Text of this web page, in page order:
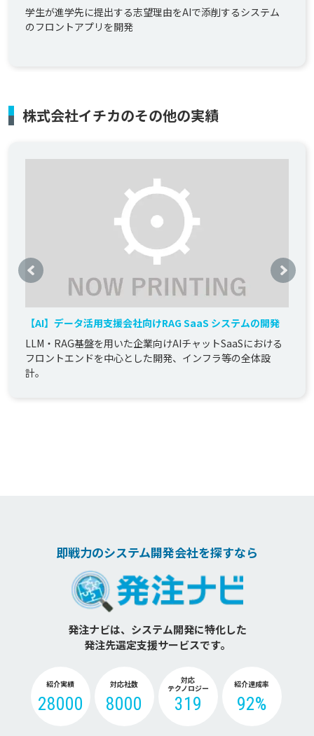
学生が進学先に提出する志望理由をAIで添削するシステム
のフロントアプリを開発
株式会社イチカのその他の実績
【AI】データ活用支援会社向けRAG SaaS システムの開発
LLM・RAG基盤を用いた企業向けAIチャットSaaSにおける
フロントエンドを中心とした開発、インフラ等の全体設
計。
即戦力のシステム開発会社を探すなら
発注ナビは、システム開発に特化した
発注先選定支援サービスです。
紹介実績
28000
対応社数
8000
対応
テクノロジー
319
紹介達成率
92%